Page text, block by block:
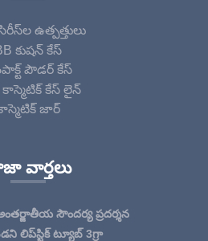
ఉత్పత్తులు
కుషన్ కేస్
పౌడర్ కేస్
కాస్మెటిక్ కేస్ లైన్
జార్
వార్తలు
సౌందర్య ప్రదర్శన
లిప్‌స్టిక్ ట్యూబ్ 3గ్రా